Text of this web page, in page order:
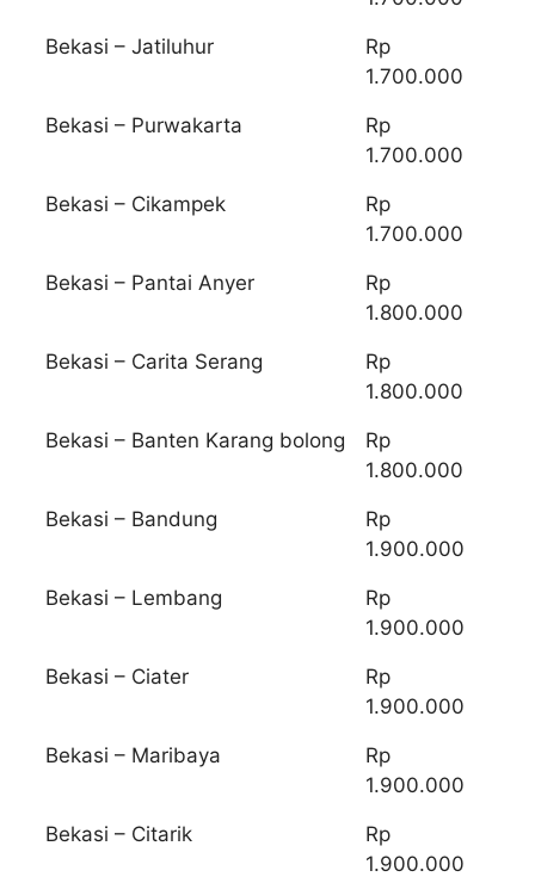
Bekasi – Jatiluhur
Rp
1.700.000
Bekasi – Purwakarta
Rp
1.700.000
Bekasi – Cikampek
Rp
1.700.000
Bekasi – Pantai Anyer
Rp
1.800.000
Bekasi – Carita Serang
Rp
1.800.000
Bekasi – Banten Karang bolong
Rp
1.800.000
Bekasi – Bandung
Rp
1.900.000
Bekasi – Lembang
Rp
1.900.000
Bekasi – Ciater
Rp
1.900.000
Bekasi – Maribaya
Rp
1.900.000
Bekasi – Citarik
Rp
1.900.000